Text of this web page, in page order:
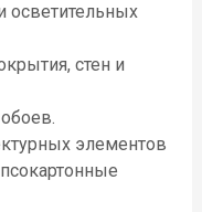
осветительных
стен и
элементов